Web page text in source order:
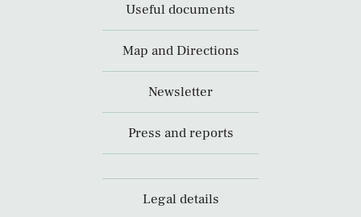
Useful documents
Map and Directions
Newsletter
Press and reports
Legal details